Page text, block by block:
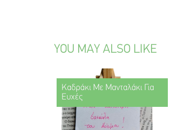
YOU MAY ALSO LIKE
Καδράκι Με Μανταλάκι Για
Ευχές